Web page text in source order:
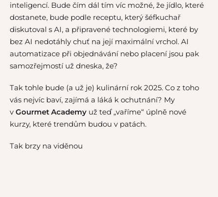
inteligencí. Bude čím dál tím víc možné, že jídlo, které
dostanete, bude podle receptu, který šéfkuchař
diskutoval s AI, a připravené technologiemi, které by
bez AI nedotáhly chuť na její maximální vrchol. AI
automatizace při objednávání nebo placení jsou pak
samozřejmostí už dneska, že?
Tak tohle bude (a už je) kulinární rok 2025. Co z toho
vás nejvíc baví, zajímá a láká k ochutnání? My
v Gourmet Academy už teď „vaříme“ úplně nové
kurzy, které trendům budou v patách.
Tak brzy na viděnou